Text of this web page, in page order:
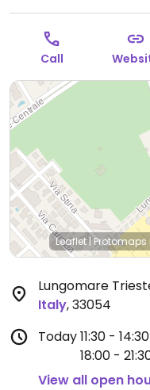
Call
Leaflet|Protomaps
Lungomare
Italy,33054
Today11:30 - 14:30
18:00 -
View all open